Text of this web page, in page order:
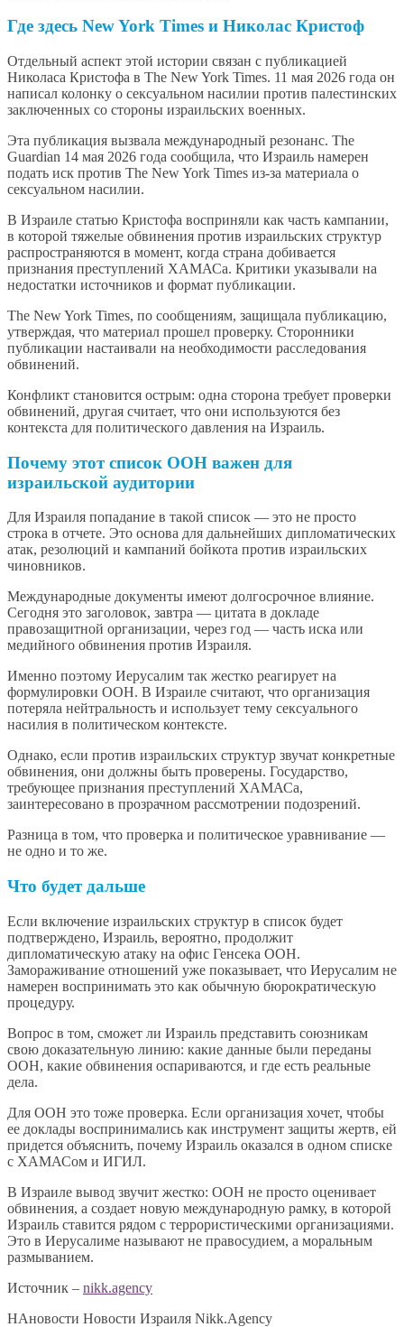
Где здесь New York Times и Николас Кристоф
Отдельный аспект этой истории связан с публикацией
Николаса Кристофа в The New York Times. 11 мая 2026 года он
написал колонку о сексуальном насилии против палестинских
заключенных со стороны израильских военных.
Эта публикация вызвала международный резонанс. The
Guardian 14 мая 2026 года сообщила, что Израиль намерен
подать иск против The New York Times из-за материала о
сексуальном насилии.
В Израиле статью Кристофа восприняли как часть кампании,
в которой тяжелые обвинения против израильских структур
распространяются в момент, когда страна добивается
признания преступлений ХАМАСа. Критики указывали на
недостатки источников и формат публикации.
The New York Times, по сообщениям, защищала публикацию,
утверждая, что материал прошел проверку. Сторонники
публикации настаивали на необходимости расследования
обвинений.
Конфликт становится острым: одна сторона требует проверки
обвинений, другая считает, что они используются без
контекста для политического давления на Израиль.
Почему этот список ООН важен для
израильской аудитории
Для Израиля попадание в такой список — это не просто
строка в отчете. Это основа для дальнейших дипломатических
атак, резолюций и кампаний бойкота против израильских
чиновников.
Международные документы имеют долгосрочное влияние.
Сегодня это заголовок, завтра — цитата в докладе
правозащитной организации, через год — часть иска или
медийного обвинения против Израиля.
Именно поэтому Иерусалим так жестко реагирует на
формулировки ООН. В Израиле считают, что организация
потеряла нейтральность и использует тему сексуального
насилия в политическом контексте.
Однако, если против израильских структур звучат конкретные
обвинения, они должны быть проверены. Государство,
требующее признания преступлений ХАМАСа,
заинтересовано в прозрачном рассмотрении подозрений.
Разница в том, что проверка и политическое уравнивание —
не одно и то же.
Что будет дальше
Если включение израильских структур в список будет
подтверждено, Израиль, вероятно, продолжит
дипломатическую атаку на офис Генсека ООН.
Замораживание отношений уже показывает, что Иерусалим не
намерен воспринимать это как обычную бюрократическую
процедуру.
Вопрос в том, сможет ли Израиль представить союзникам
свою доказательную линию: какие данные были переданы
ООН, какие обвинения оспариваются, и где есть реальные
дела.
Для ООН это тоже проверка. Если организация хочет, чтобы
ее доклады воспринимались как инструмент защиты жертв, ей
придется объяснить, почему Израиль оказался в одном списке
с ХАМАСом и ИГИЛ.
В Израиле вывод звучит жестко: ООН не просто оценивает
обвинения, а создает новую международную рамку, в которой
Израиль ставится рядом с террористическими организациями.
Это в Иерусалиме называют не правосудием, а моральным
размыванием.
Источник – nikk.agency
НАновости Новости Израиля Nikk.Agency